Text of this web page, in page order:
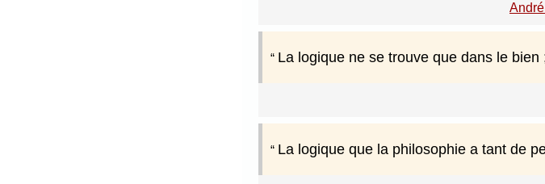
La logique ne se trouve que dans le bien
La logique que la philosophie a tant de